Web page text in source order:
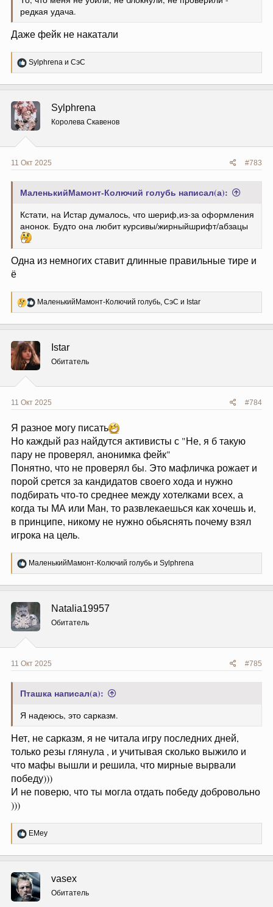
редкая удача.
Даже фейк не накатали
Р
ц
и
и
:
Sylphrena и СэС
Sylphrena
Королева Скавенов
11 Окт 2025 #783
МаленькийМамонт-Колючий голубь написал(а):
Кстати, на Истар думалось, что шериф,из-за оформления
анонок. Будто она любит курсивы/жирныйшрифт/абзацы
Одна из немногих ставит длинные правильные тире и
ё
Р
ц
и
:
МаленькийМамонт-Колючий голубь СэС и Istar
Istar
Обитатель
11 Окт 2025 #784
Я разное могу писать
Но каждый раз найдутся активисты с "Не, я б такую
пару не проверял, анонимка фейк"
Понятно, что не проверял бы. Это мафличка рожает и
порой срется за кандидатов своего хода и нужно
подбирать что-то среднее между хотелками всех, а
когда ты МА или Ман, то развлекаешься как хочешь и,
в принципе, никому не нужно обьяснять почему взял
игрока на цель.
Р
ц
и
и
:
МаленькийМамонт-Колючий голубь и Sylphrena
Natalia19957
Обитатель
11 Окт 2025 #785
Пташка написал(а):
Я надеюсь, это сарказм.
Нет, не сарказм, я не читала игру последних дней,
только резы глянула , и учитывая сколько выжило и
что мафы вышли и решила, что мирные вырвали
победу)))
И не поверю, что ты могла отдать победу добровольно
)))
Р
ц
и
и
:
EMey
vasex
Обитатель